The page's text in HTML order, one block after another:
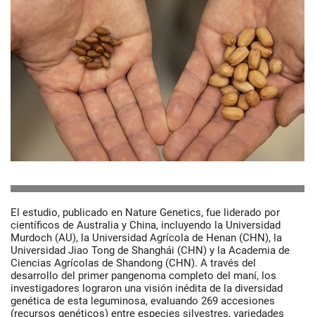
El estudio, publicado en Nature Genetics, fue liderado por
científicos de Australia y China, incluyendo la Universidad
Murdoch (AU), la Universidad Agrícola de Henan (CHN), la
Universidad Jiao Tong de Shanghái (CHN) y la Academia de
Ciencias Agrícolas de Shandong (CHN). A través del
desarrollo del primer pangenoma completo del maní, los
investigadores lograron una visión inédita de la diversidad
genética de esta leguminosa, evaluando 269 accesiones
(recursos genéticos) entre especies silvestres, variedades